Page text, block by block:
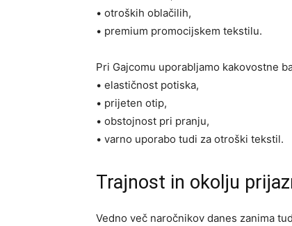
• otroških oblačilih,
• premium promocijskem tekstilu.
Pri Gajcomu uporabljamo kakovostne
• elastičnost potiska,
• prijeten otip,
• obstojnost pri pranju,
• varno uporabo tudi za otroški tekstil.
Trajnost in okolju
Vedno več naročnikov danes zanima